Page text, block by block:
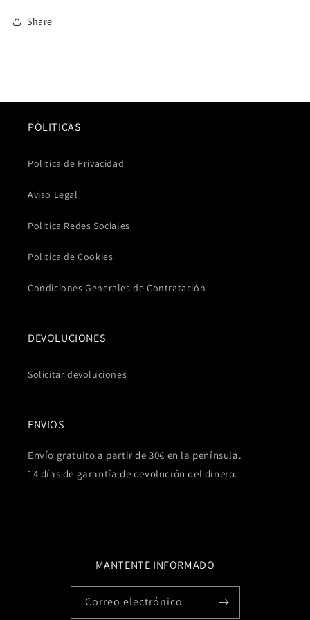
Share
POLITICAS
Politica de Privacidad
Aviso Legal
Politica Redes Sociales
Politica de Cookies
Condiciones Generales de Contratación
DEVOLUCIONES
Solicitar devoluciones
ENVIOS
Envío gratuito a partir de 30€ en la península.
14 días de garantía de devolución del dinero.
MANTENTE INFORMADO
Correo electrónico